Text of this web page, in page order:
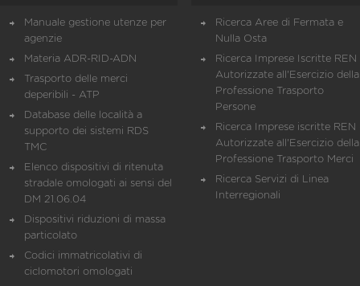
Manuale gestione utenze per
agenzie
Materia ADR-RID-ADN
Trasporto delle merci
deperibili - ATP
Database delle località a
supporto dei sistemi RDS
TMC
Elenco dispositivi di ritenuta
stradale omologati ai sensi del
DM 21.06.04
Dispositivi riduzioni di massa
particolato
Codici immatricolativi di
ciclomotori omologati
Ricerca Aree di Fermata e
Nulla Osta
Ricerca Imprese Iscritte REN
Autorizzate all'Esercizio della
Professione Trasporto
Persone
Ricerca Imprese iscritte REN
Autorizzate all'Esercizio della
Professione Trasporto Merci
Ricerca Servizi di Linea
Interregionali